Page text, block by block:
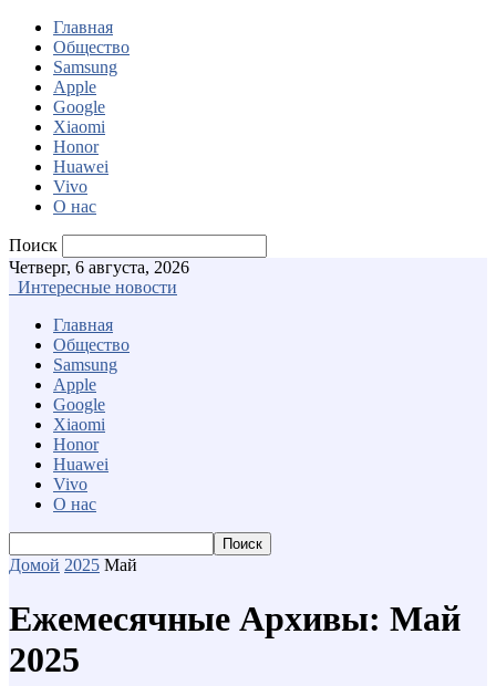
Главная
Общество
Samsung
Apple
Google
Xiaomi
Honor
Huawei
Vivo
О нас
Поиск
Четверг, 6 августа, 2026
Интересные новости
Главная
Общество
Samsung
Apple
Google
Xiaomi
Honor
Huawei
Vivo
О нас
Домой 2025 Май
Ежемесячные Архивы: Май
2025